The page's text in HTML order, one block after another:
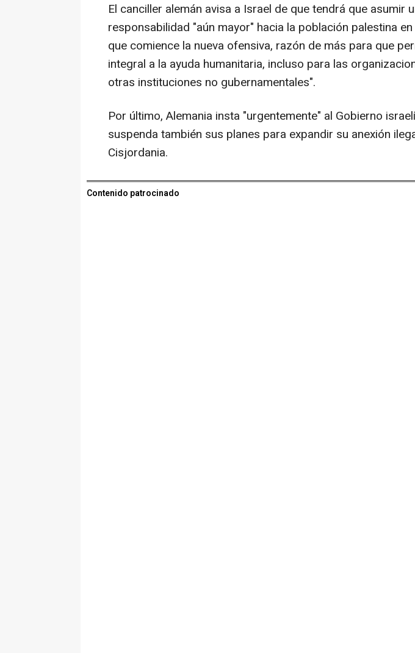
El canciller alemán avisa a Israel de que tendrá que asumir
responsabilidad "aún mayor" hacia la población palestina
que comience la nueva ofensiva, razón de más para que
integral a la ayuda humanitaria, incluso para las
otras instituciones no gubernamentales".
Por último, Alemania insta "urgentemente" al Gobierno
suspenda también sus planes para expandir su anexión
Cisjordania.
Contenido patrocinado